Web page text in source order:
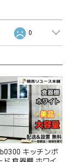
0
キッチンボ